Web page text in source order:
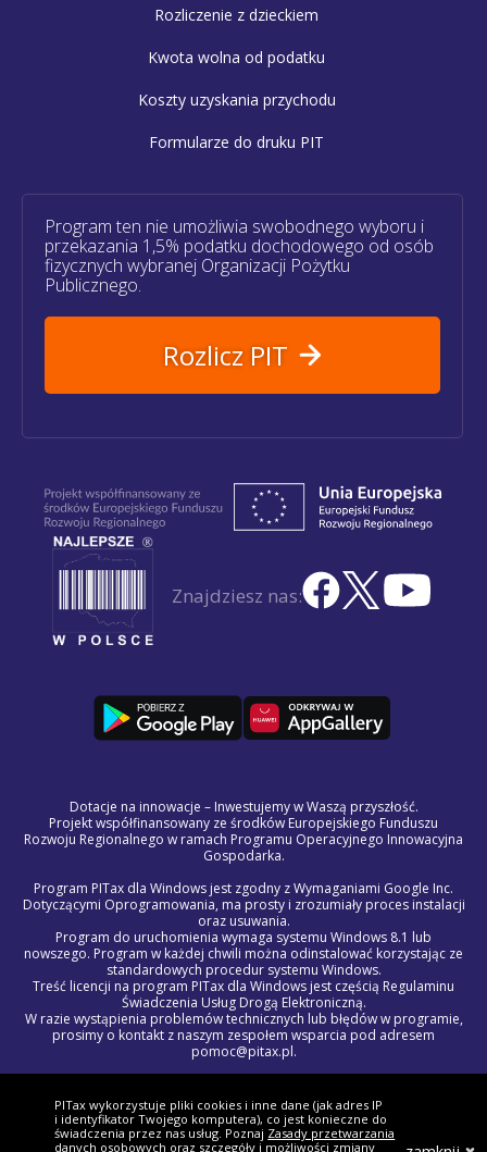
Rozliczenie z dzieckiem
Kwota wolna od podatku
Koszty uzyskania przychodu
Formularze do druku PIT
Program ten nie umożliwia swobodnego wyboru i
przekazania 1,5% podatku dochodowego od osób
fizycznych wybranej Organizacji Pożytku
Publicznego.
Rozlicz PIT
Znajdziesz nas:
Dotacje na innowacje – Inwestujemy w Waszą przyszłość.
Projekt współfinansowany ze środków Europejskiego Funduszu
Rozwoju Regionalnego w ramach Programu Operacyjnego Innowacyjna
Gospodarka.
Program PITax dla Windows jest zgodny z Wymaganiami Google Inc.
Dotyczącymi Oprogramowania, ma prosty i zrozumiały proces instalacji
oraz usuwania.
Program do uruchomienia wymaga systemu Windows 8.1 lub
nowszego. Program w każdej chwili można odinstalować korzystając ze
standardowych procedur systemu Windows.
Treść licencji na program PITax dla Windows jest częścią Regulaminu
Świadczenia Usług Drogą Elektroniczną.
W razie wystąpienia problemów technicznych lub błędów w programie,
prosimy o kontakt z naszym zespołem wsparcia pod adresem
pomoc@pitax.pl.
Korzystając z niniejszego serwisu akceptujesz Regulamin Świadczenia
Usług Drogą Elektroniczną, politykę przetwarzania danych osobowych
oraz politykę plików cookie »
PITax wykorzystuje pliki cookies i inne dane (jak adres IP
i identyfikator Twojego komputera), co jest konieczne do
świadczenia przez nas usług. Poznaj Zasady przetwarzania
danych osobowych oraz szczegóły i możliwości zmiany